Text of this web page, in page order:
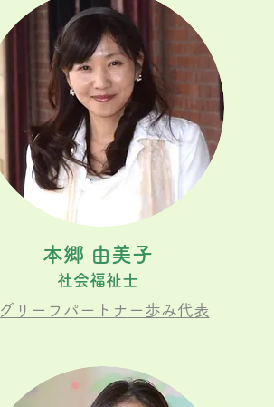
​本郷 由美子
社会福祉士
グリーフパートナー歩み代表